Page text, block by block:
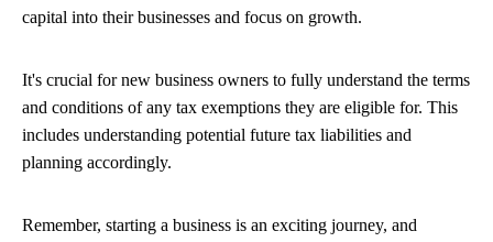
capital into their businesses and focus on growth.
It's crucial for new business owners to fully understand the terms
and conditions of any tax exemptions they are eligible for. This
includes understanding potential future tax liabilities and
planning accordingly.
Remember, starting a business is an exciting journey, and